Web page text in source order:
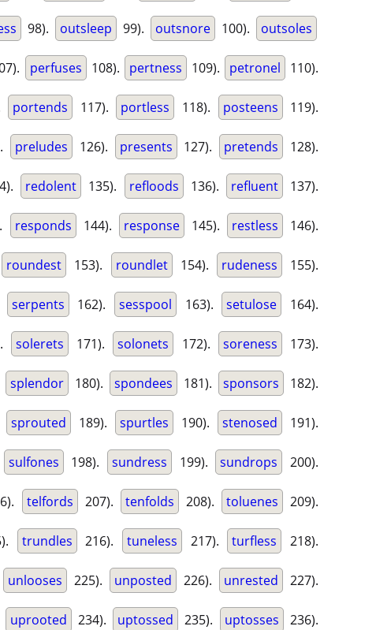
98). outsleep 99). outsnore 100). outsoles
perfuses 108). pertness 109). petronel 110).
portends 117). portless 118). posteens 119).
preludes 126). presents 127). pretends 128).
redolent 135). refloods 136). refluent 137).
responds 144). response 145). restless 146).
roundest 153). roundlet 154). rudeness 155).
serpents 162). sesspool 163). setulose 164).
solerets 171). solonets 172). soreness 173).
splendor 180). spondees 181). sponsors 182).
sprouted 189). spurtles 190). stenosed 191).
sulfones 198). sundress 199). sundrops 200).
telfords 207). tenfolds 208). toluenes 209).
trundles 216). tuneless 217). turfless 218).
unlooses 225). unposted 226). unrested 227).
uprooted 234). uptossed 235). uptosses 236).